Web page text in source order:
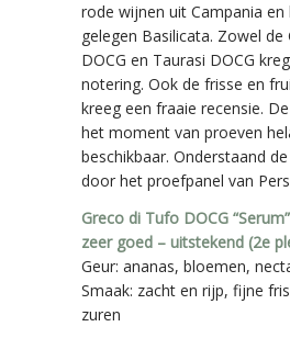
rode wijnen uit Campania en
gelegen Basilicata. Zowel de
DOCG en Taurasi DOCG
notering. Ook de frisse en
kreeg een fraaie recensie.
het moment van proeven
beschikbaar. Onderstaand
door het proefpanel van
Greco di Tufo DOCG
zeer goed – uitstekend (2e
Geur: ananas, bloemen,
Smaak: zacht en rijp, fijne
zuren